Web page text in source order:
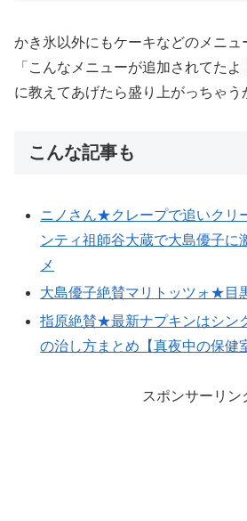
かき氷以外にもケーキなどのメニュ
「こんなメニューが追加されてた
に教えてあげたら盛り上がっちゃう
こんな記事も
ニノさん★クレープで追いクリ
ンティ祖師谷大蔵で大島優子に
メ
大島優子絶賛マリトッツォ★目
指原絶賛★最新ナプキンはシン
の治し方まとめ【真夜中の保健
スポンサーリン